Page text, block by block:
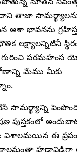
నూతన
దాని తాజా సామర్థ్యాలను
ఆశా భావనను
లక్ష్యాలన్నిటినీ
గురించి పరమహంస
మేము మీకు
సామర్థ్యాన్ని
పుస్తకంలో
ఈ
హడావిడిగా